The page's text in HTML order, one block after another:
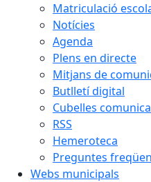
Matriculació
Notícies
Agenda
Plens en directe
Mitjans de
Butlletí digital
Cubelles comunica
RSS
Hemeroteca
Preguntes
Webs municipals